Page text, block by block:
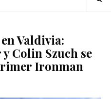
Valdivia:
Colin Szuch se
Ironman